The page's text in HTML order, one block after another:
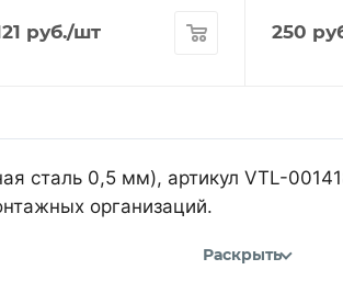
руб./шт 250
сталь 0,5 мм), артикул VTL-
организаций.
Раскрыть